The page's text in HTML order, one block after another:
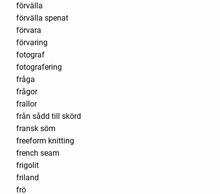
förvälla
förvälla spenat
förvara
förvaring
fotograf
fotografering
fråga
frågor
frallor
från sådd till skörd
fransk söm
freeform knitting
french seam
frigolit
friland
frö